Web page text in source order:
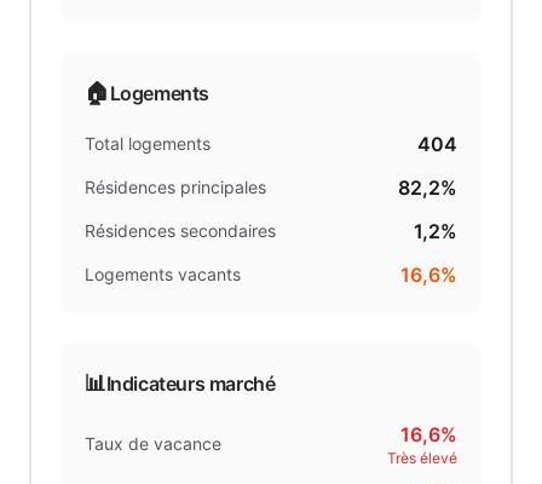
🏠 Logements
Total logements 404
Résidences principales 82,2%
Résidences secondaires 1,2%
Logements vacants 16,6%
📊Indicateurs marché
Taux de vacance 16,6%
Très élevé